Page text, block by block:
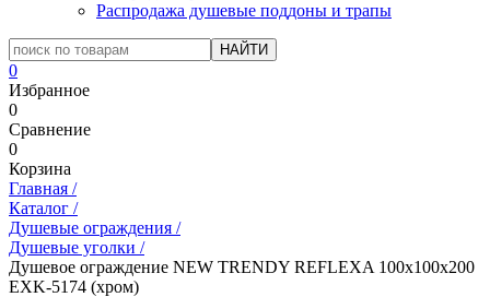
Распродажа душевые поддоны и трапы
0
Избранное
0
Сравнение
0
Корзина
Главная /
Каталог /
Душевые ограждения /
Душевые уголки /
Душевое ограждение NEW TRENDY REFLEXA 100x100x200
EXK-5174 (хром)